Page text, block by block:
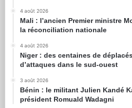
4 août 2026
Mali : l’ancien Premier ministre
la réconciliation nationale
4 août 2026
Niger : des centaines de
d’attaques dans le sud-ouest
3 août 2026
Bénin : le militant Julien Kandé
président Romuald Wadagni